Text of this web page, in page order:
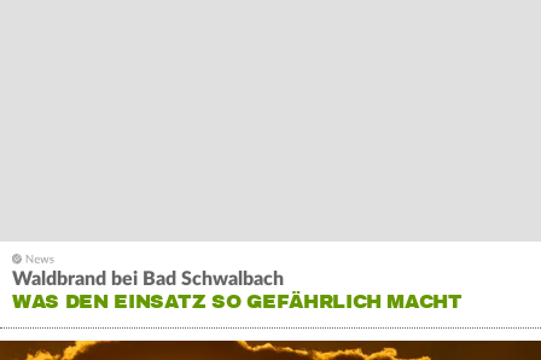
Waldbrand bei Bad Schwalbach
WAS DEN EINSATZ SO GEFÄHRLICH MACHT